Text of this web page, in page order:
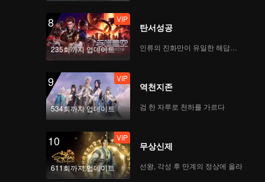
8
235회까지 업데이트
VIP
탄서성공
인류의 진화만이 유일한 해답이다
9
534회까지 업데이트
VIP
역천지존
검 한 자루로 천하를 가르다
10
611회까지 업데이트
VIP
무상신제
선왕, 각성 후 만계의 정상에 올라